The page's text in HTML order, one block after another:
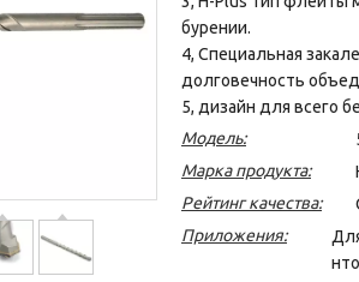
бурении.
4, Специальная
долговечность
5, дизайн для всего
Модель:
Марка продукта:
Рейтинг качества:
Приложения: